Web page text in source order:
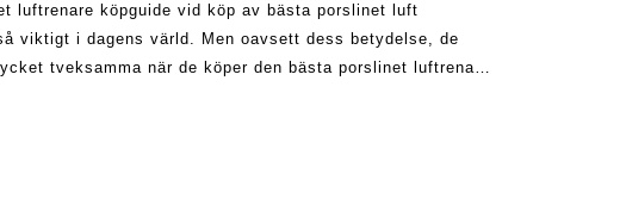
luftrenare köpguide vid köp av bästa porslinet luft
viktigt i dagens värld. Men oavsett dess betydelse, de
tveksamma när de köper den bästa porslinet luftrenare